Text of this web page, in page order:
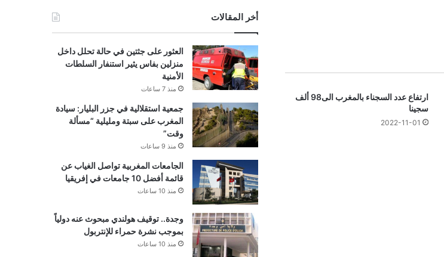
ارتفاع عدد السجناء بالمغرب الى98 ألف
سجينا
2022-11-01
أخر المقالات
العثور على جثتين في حالة تحلل داخل
منزلين بفاس يثير استنفار السلطات
الأمنية
منذ 7 ساعات
جمعية استقلالية في جزر البليار: سيادة
المغرب على سبتة ومليلية “مسألة
وقت”
منذ 9 ساعات
الجامعات المغربية تواصل الغياب عن
قائمة أفضل 10 جامعات في إفريقيا
منذ 10 ساعات
وجدة.. توقيف هولندي مبحوث عنه دولياً
بموجب نشرة حمراء للإنتربول
منذ 10 ساعات